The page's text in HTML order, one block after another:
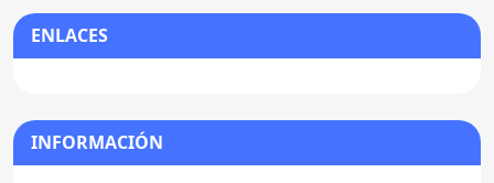
ENLACES
INFORMACIÓN